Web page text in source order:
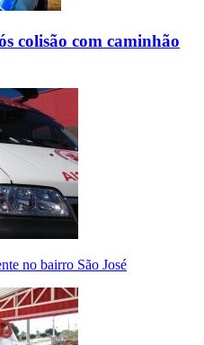
colisão com caminhão
no bairro São José